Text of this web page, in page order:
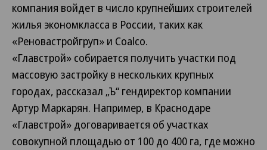
компания войдет в число крупнейших строителей
жилья экономкласса в России, таких как
«Реновастройгруп» и Coalco.
«Главстрой» собирается получить участки под
массовую застройку в нескольких крупных
городах, рассказал „Ъ“ гендиректор компании
Артур Маркарян. Например, в Краснодаре
«Главстрой» договаривается об участках
совокупной площадью от 100 до 400 га, где можно